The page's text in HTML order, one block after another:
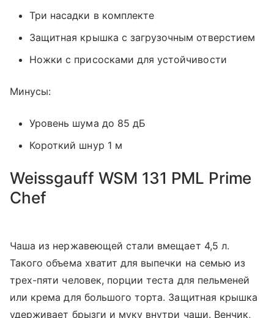
Три насадки в комплекте
Защитная крышка с загрузочным отверстием
Ножки с присосками для устойчивости
Минусы:
Уровень шума до 85 дБ
Короткий шнур 1 м
Weissgauff WSM 131 PML Prime
Chef
Чаша из нержавеющей стали вмещает 4,5 л.
Такого объема хватит для выпечки на семью из
трех-пяти человек, порции теста для пельменей
или крема для большого торта. Защитная крышка
удерживает брызги и муку внутри чаши. Венчик,